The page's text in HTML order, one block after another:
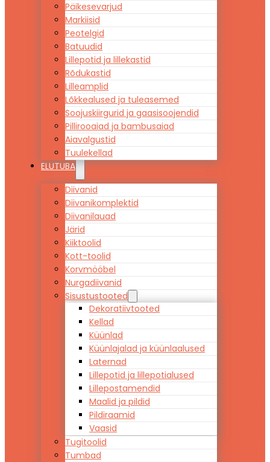
Päikesevarjud
Markiisid
Peotelgid
Batuudid
Lillepotid ja lillekastid
Rõdukastid
Lilleamplid
Lõkkealused ja tuleasemed
Soojuskiirgurid ja gaasisoojendid
Pillirooaiad ja bambusaiad
Aiavalgustid
Tuulekellad
ELUTUBA
Diivanid
Diivanikomplektid
Diivanilauad
Järid
Kiiktoolid
Kott-toolid
Korvmööbel
Nurgadiivanid
Sisustustooted
Dekoratiivtooted
Kellad
Küünlad
Küünlajalad ja küünlaalused
Laternad
Lillepotid ja lillepotialused
Lillepostamendid
Maalid ja pildid
Pildiraamid
Vaasid
Tugitoolid
Tumbad